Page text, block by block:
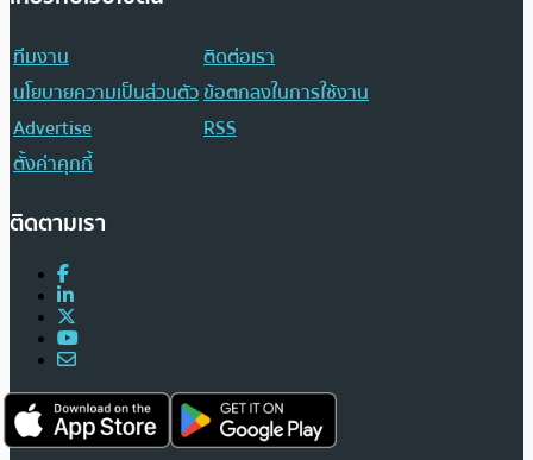
ทีมงาน
ติดต่อเรา
นโยบายความเป็นส่วนตัวข้อตกลงในการใช้งาน
Advertise
RSS
ตั้งค่าคุกกี้
ติดตามเรา